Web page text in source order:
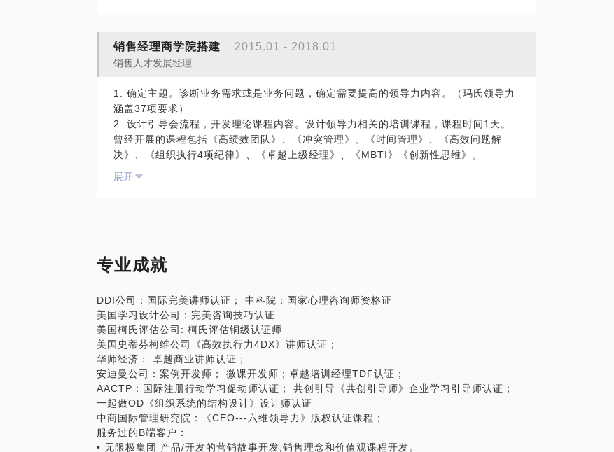
典”、“搭建领导干部成长体系”、“买手成长学习路径图”“买手培养成长体系”项目。
√重点项目---2019年公司领导力中心高潜主管班/经理班/总监/唯品EMBA4个层级3个层
项目业绩：
• 完成公司300人的领导力提升任务，晋升考察期结束后，达到合格标准的比例为10
0%；
• 发现并影响核心高潜员工的投入度和贡献度提升；行动学习优秀方案全公司27份，编
制成册并分享全员，带来业务结果的改善和团队人员稳定度的提升；
• 内部讲师选拔12人，课程开发16门，案例萃取课程开发16门，开发供应链智慧物流实
项目业绩：
率100%，出栏考核通过率90%；
• 协助解决B类供应商拓品牌合作达成率加速30%。
销售经理商学院搭建 2015.01 - 2018.01
销售人才发展经理
1. 确定主题。诊断业务需求或是业务问题，确定需要提高的领导力内容。（玛氏领导力
涵盖37项要求）
2. 设计引导会流程，开发理论课程内容。设计领导力相关的培训课程，课程时间1天。
曾经开展的课程包括《高绩效团队》、《冲突管理》、《时间管理》、《高效问题解
决》、《组织执行4项纪律》、《卓越上级经理》、《MBTI》《创新性思维》。
3. 设计团队讨论形式，方法，。课程时间0.5天，群策群力的解决问题。拿出解决方
项目业绩： 1， 提升团队领导力，西区LM升职率38，全国最高。2、提升团队合作战斗
销售培训生能力成长
2014.09-2017.09项目业绩：项目成绩：1，销售培训生每年要参加年底升职考试，通
过率75%；2，销售培训生控制流失率15%以下。项目描述：1，与P&O共同制定培训生
岗位能力需求，岗位培养计划；2，组织并实施3年3届培训生的课程开发，导师培养机
制；3，参与设定考核内容，完成考核评估反馈。4，与P &O，销售经理共同安排，协调
同事定岗。 销售培训生职业发展3年计划。
开发课程包括 ：《销售技巧PSS》，《客户管理》，《谈判能力》，《区域生意管
理》，《经销商管理》,《数据分析与洞察》,《生意规划和策略实施》,《实地辅导教
练》,《如何解决问题》
展开
专业成就
DDI公司：国际完美讲师认证； 中科院：国家心理咨询师资格证
美国学习设计公司：完美咨询技巧认证
美国柯氏评估公司: 柯氏评估铜级认证师
美国史蒂芬柯维公司《高效执行力4DX》讲师认证；
华师经济： 卓越商业讲师认证；
安迪曼公司：案例开发师； 微课开发师；卓越培训经理TDF认证；
AACTP：国际注册行动学习促动师认证； 共创引导《共创引导师》企业学习引导师认证；
一起做OD《组织系统的结构设计》设计师认证
中商国际管理研究院：《CEO---六维领导力》版权认证课程；
服务过的B端客户：
• 无限极集团 产品/开发的营销故事开发;销售理念和价值观课程开发。